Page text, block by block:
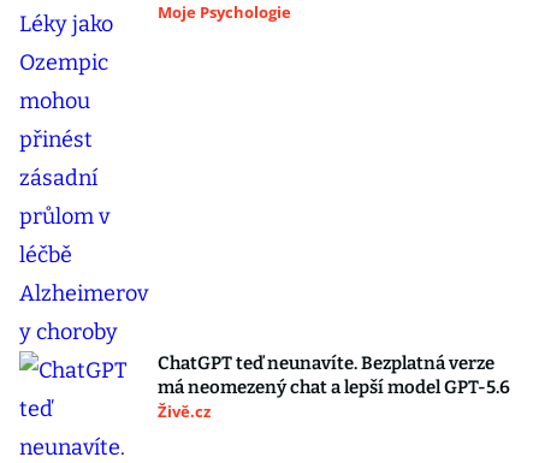
Moje Psychologie
ChatGPT teď neunavíte. Bezplatná verze
má neomezený chat a lepší model GPT-5.6
Živě.cz